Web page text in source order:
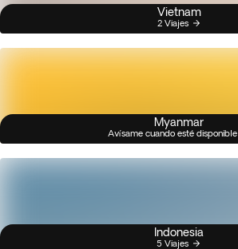
Vietnam
2 Viajes
Myanmar
Avísame cuando esté disponible
Indonesia
5 Viajes